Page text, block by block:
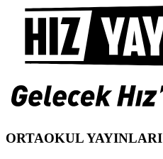
ORTAOKUL YAYINLARI